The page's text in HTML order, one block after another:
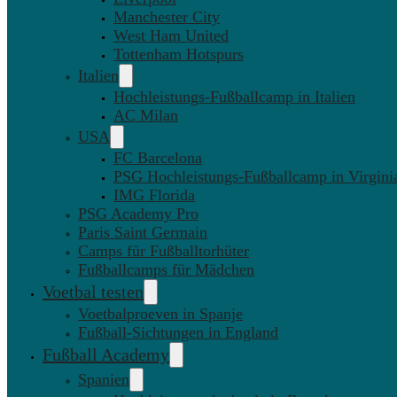
Manchester City
West Ham United
Tottenham Hotspurs
Italien
Hochleistungs-Fußballcamp in Italien
AC Milan
USA
FC Barcelona
PSG Hochleistungs-Fußballcamp in
IMG Florida
PSG Academy Pro
Paris Saint Germain
Camps für Fußballtorhüter
Fußballcamps für Mädchen
Voetbal testen
Voetbalproeven in Spanje
Fußball-Sichtungen in England
Fußball Academy
Spanien